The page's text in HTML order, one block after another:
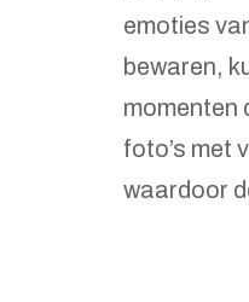
emoties
bewaren,
momenten
foto’s met
waardoor